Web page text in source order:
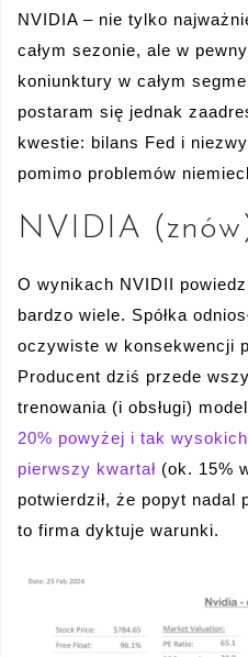
NVIDIA – nie tylko
całym sezonie, ale w
koniunktury w całym
postaram się jednak
kwestie: bilans Fed i
pomimo problemów
NVIDIA
O wynikach NVIDII
bardzo wiele. Spółka
oczywiste w konsekwencji
Producent dziś przede
trenowania (i obsługi)
20% powyżej i tak
pierwszy kwartał (ok. 15%
potwierdził, że popyt nadal
to firma dyktuje warunki.